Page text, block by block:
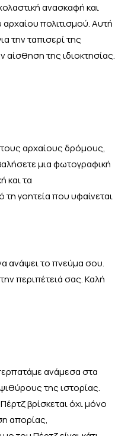
ανασκαφή και
πολιτισμού. Αυτή
την ταπισερί της
της ιδιοκτησίας.
αρχαίους δρόμους,
μια φωτογραφική
και τα
τη γοητεία που υφαίνεται
ανάψει το πνεύμα σου.
περιπέτειά σας. Καλή
ανάμεσα στα
της ιστορίας.
βρίσκεται όχι μόνο
απορίας,